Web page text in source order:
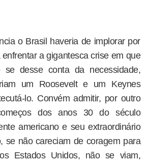
o Brasil haveria de implorar por
a gigantesca crise em que
se desse conta da necessidade,
um Roosevelt e um Keynes
lo. Convém admitir, por outro
dos anos 30 do século
americano e seu extraordinário
se não careciam de coragem para
Estados Unidos, não se viam,